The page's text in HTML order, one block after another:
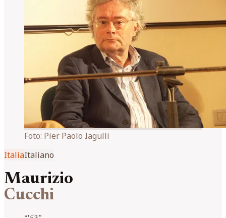
Foto: Pier Paolo Iagulli
ItaliaItaliano
Maurizio
Cucchi